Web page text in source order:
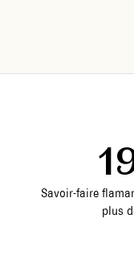
Savoir-faire
plus